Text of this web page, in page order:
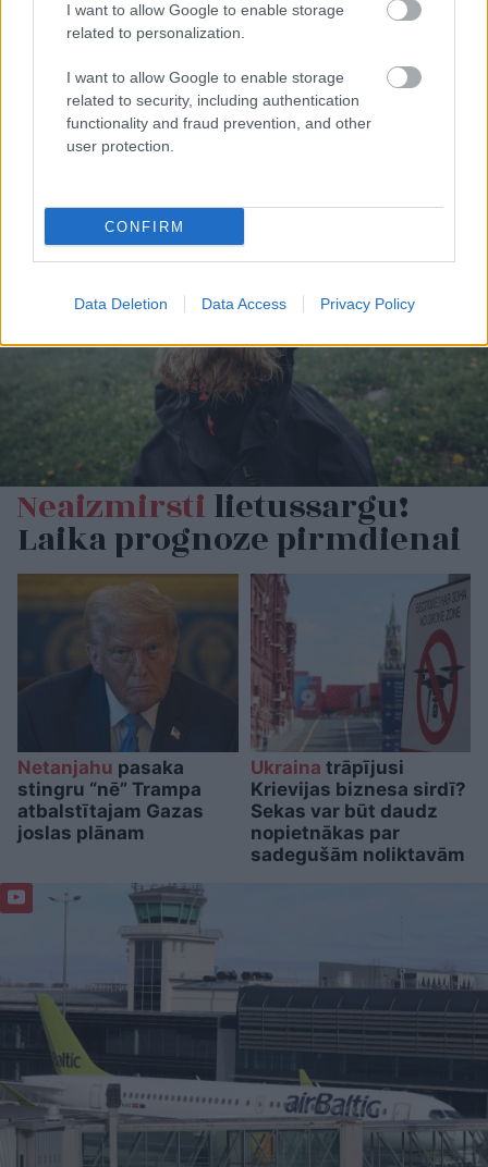
I want to allow Google to enable storage
related to personalization.
I want to allow Google to enable storage
related to security, including authentication
functionality and fraud prevention, and other
user protection.
CONFIRM
Data Deletion Data Access Privacy Policy
Neaizmirstilietussargu!
Laika prognoze pirmdienai
Netanjahu pasaka
stingru “nē” Trampa
atbalstītajam Gazas
joslas plānam
Ukraina trāpījusi
Krievijas biznesa sirdī?
Sekas var būt daudz
nopietnākas par
sadegušām noliktavām